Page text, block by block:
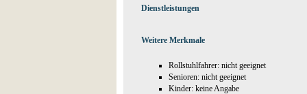
Dienstleistungen
Weitere Merkmale
Rollstuhlfahrer: nicht geeignet
Senioren: nicht geeignet
Kinder: keine Angabe